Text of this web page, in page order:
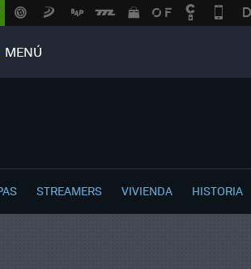
MENÚ
STREAMERS VIVIENDA HISTORIA